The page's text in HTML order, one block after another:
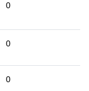
0
0
0